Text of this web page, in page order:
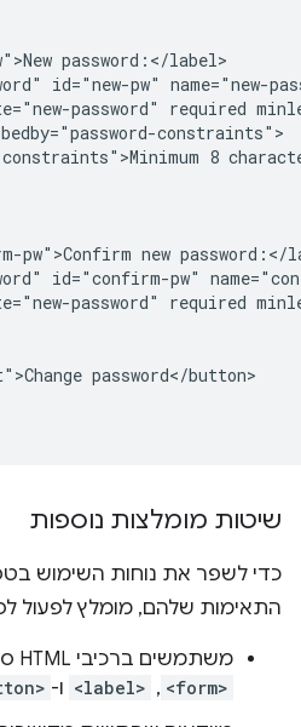
password:</label>
id="new-pw" name="new-
password" required
constraints">
8
pw">Confirm new password:</
id="confirm-pw"
password" required
password</button>
שיטות מומלצות נוספות
כדי לשפר את נוחות השימוש
התאימות שלהם, מומלץ לפעול
משתמשים ברכיבי HTML סמנטיים כמו
<form>
,‏
<label> ו-